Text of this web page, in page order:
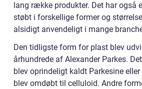
lang række produkter. Det har også
støbt i forskellige former og
alsidigt anvendeligt i mange
Den tidligste form for plast blev
århundrede af Alexander Parkes.
blev oprindeligt kaldt Parkesine
blev omdøbt til celluloid. Andre